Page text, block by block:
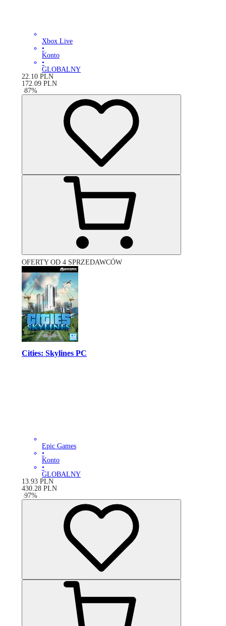
Xbox Live
•
Konto
•
GLOBALNY
22.10 PLN
172.09 PLN
-87%
OFERTY OD 4 SPRZEDAWCÓW
Cities: Skylines PC
Epic Games
•
Konto
•
GLOBALNY
13.93 PLN
430.28 PLN
-97%